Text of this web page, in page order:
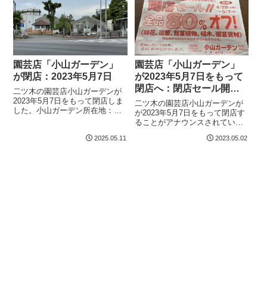
園芸店「小山ガーデン」
が閉店：2023年5月7日
二ツ木の園芸店小山ガーデンが
2023年5月7日をもって閉店しま
した。小山ガーデン所在地：千
2025.05.11
園芸店「小山ガーデン」
が2023年5月7日をもって
閉店へ：閉店セール開催
中
二ツ木の園芸店小山ガーデンが
が2023年5月7日をもって閉店す
ることがアナウンスされていま
の閉店セールが開催中です。小
2023.05.02